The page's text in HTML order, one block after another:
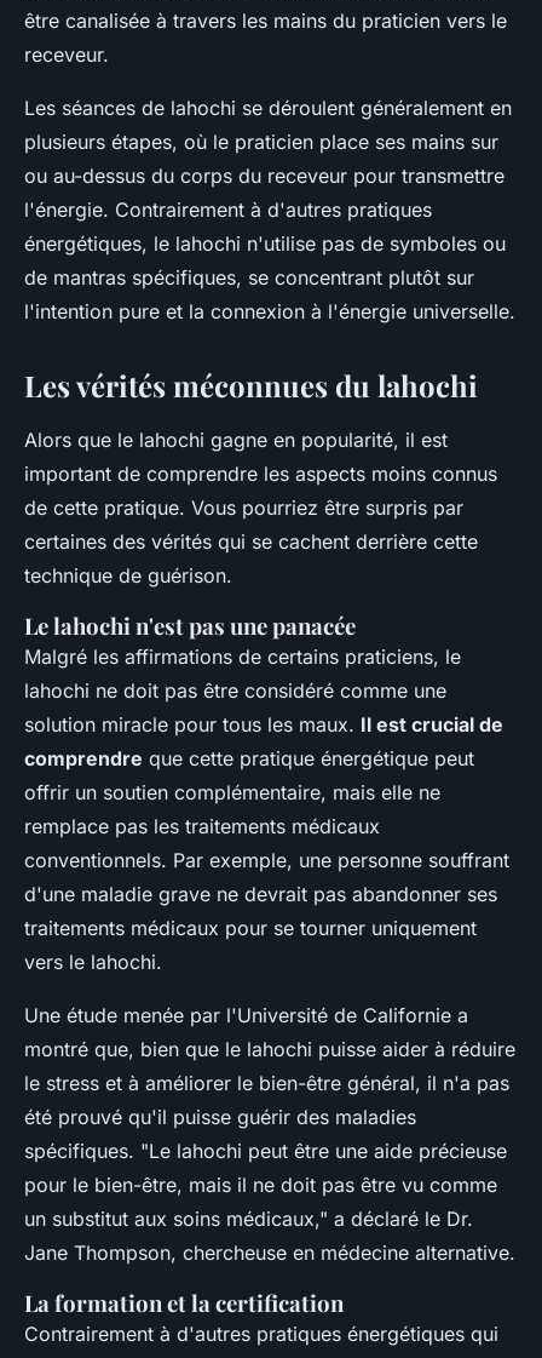
être canalisée à travers les mains du praticien vers le
receveur.
Les séances de lahochi se déroulent généralement en
plusieurs étapes, où le praticien place ses mains sur
ou au-dessus du corps du receveur pour transmettre
l'énergie. Contrairement à d'autres pratiques
énergétiques, le lahochi n'utilise pas de symboles ou
de mantras spécifiques, se concentrant plutôt sur
l'intention pure et la connexion à l'énergie universelle.
Les vérités méconnues du lahochi
Alors que le lahochi gagne en popularité, il est
important de comprendre les aspects moins connus
de cette pratique. Vous pourriez être surpris par
certaines des vérités qui se cachent derrière cette
technique de guérison.
Le lahochi n'est pas une panacée
Malgré les affirmations de certains praticiens, le
lahochi ne doit pas être considéré comme une
solution miracle pour tous les maux. Il est crucial de
comprendre que cette pratique énergétique peut
offrir un soutien complémentaire, mais elle ne
remplace pas les traitements médicaux
conventionnels. Par exemple, une personne souffrant
d'une maladie grave ne devrait pas abandonner ses
traitements médicaux pour se tourner uniquement
vers le lahochi.
Une étude menée par l'Université de Californie a
montré que, bien que le lahochi puisse aider à réduire
le stress et à améliorer le bien-être général, il n'a pas
été prouvé qu'il puisse guérir des maladies
spécifiques. "Le lahochi peut être une aide précieuse
pour le bien-être, mais il ne doit pas être vu comme
un substitut aux soins médicaux," a déclaré le Dr.
Jane Thompson, chercheuse en médecine alternative.
La formation et la certification
Contrairement à d'autres pratiques énergétiques qui